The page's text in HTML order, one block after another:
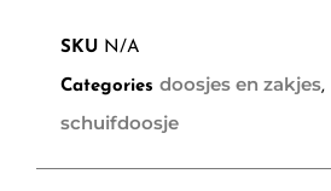
SKU N/A
Categories doosjes en zakjes,
schuifdoosje